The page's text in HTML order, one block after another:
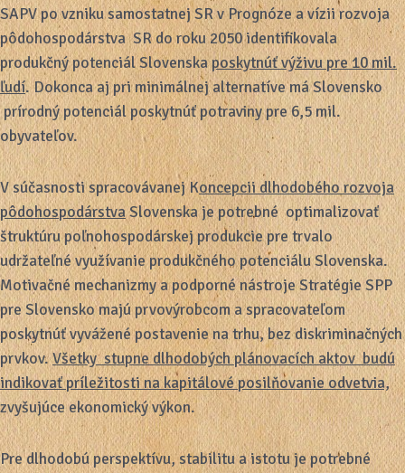
SAPV po vzniku samostatnej SR v Prognóze a vízii rozvoja
pôdohospodárstva SR do roku 2050 identifikovala
produkčný potenciál Slovenskaposkytnúť výživu pre 10 mil.
ľudí. Dokonca aj pri minimálnej alternatíve má Slovensko
prírodný potenciál poskytnúť potraviny pre 6,5 mil.
obyvateľov.
V súčasnosti spracovávanej Koncepcii dlhodobého rozvoja
pôdohospodárstvaSlovenska je potrebné optimalizovať
štruktúru poľnohospodárskej produkcie pre trvalo
udržateľné využívanie produkčného potenciálu Slovenska.
Motivačné mechanizmy a podporné nástroje Stratégie SPP
pre Slovensko majú prvovýrobcom a spracovateľom
poskytnúť vyvážené postavenie na trhu, bez diskriminačných
prvkov.Všetky stupne dlhodobých plánovacích aktov budú
indikovať príležitosti na kapitálové posilňovanie odvetvia,
zvyšujúce ekonomický výkon.
Pre dlhodobú perspektívu, stabilitu a istotu je potrebné